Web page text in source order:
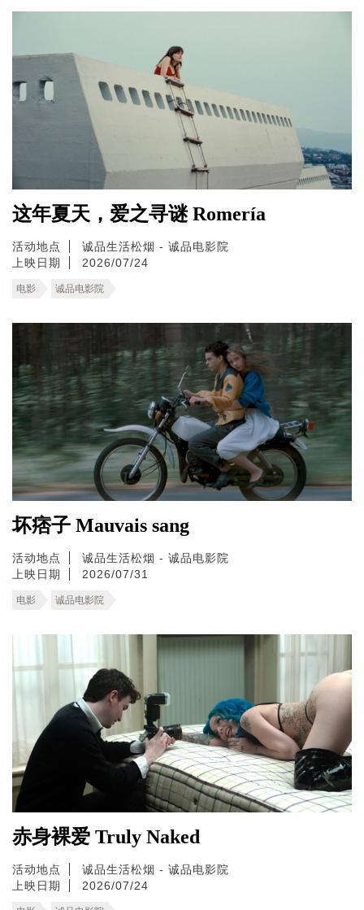
这年夏天，爱之寻谜 Romería
活动地点
诚品生活松烟 - 诚品电影院
上映日期
2026/07/24
电影 诚品电影院
坏痞子 Mauvais sang
活动地点
诚品生活松烟 - 诚品电影院
上映日期
2026/07/31
电影 诚品电影院
赤身裸爱 Truly Naked
活动地点
诚品生活松烟 - 诚品电影院
上映日期
2026/07/24